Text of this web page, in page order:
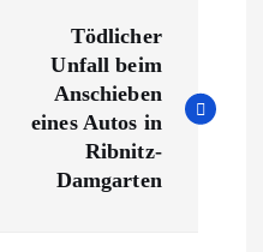
Tödlicher
Unfall beim
Anschieben
eines Autos in
Ribnitz-
Damgarten